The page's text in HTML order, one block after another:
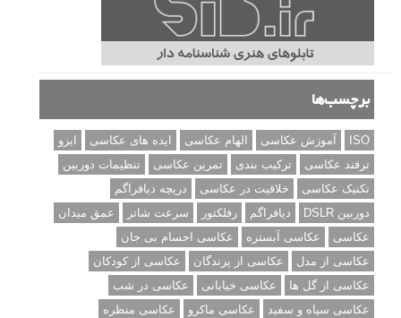
برچسب‌ها
ISO آموزش عکاسی الهام عکاسی ایده های عکاسی
ایزو
ترفند عکاسی
ترکیب بندی تمرین عکاسی
تنظیمات دوربین
تکنیک عکاسی
خلاقیت در عکاسی
دریچه دیافراگم
دوربین DSLR
دیافراگم رفلکتور سرعت شاتر
عمق میدان
عکاسی
عکاسی آبستره
عکاسی اجسام بی جان
عکاسی از مدل
عکاسی از پرندگان
عکاسی از کودکان
عکاسی از گل ها
عکاسی خیابانی
عکاسی در شب
عکاسی سیاه و سفید
عکاسی ماکرو
عکاسی منظره